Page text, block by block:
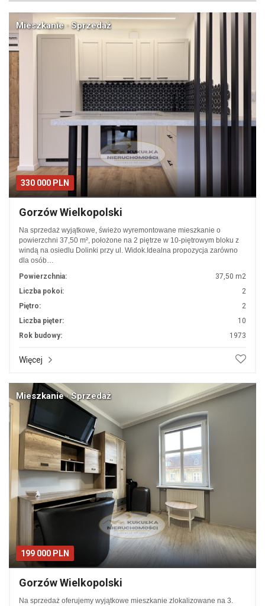
330 000 PLN
Mieszkanie · Sprzedaż
Gorzów Wielkopolski
Na sprzedaż wyjątkowe, świeżo wyremontowane mieszkanie o
powierzchni 37,50 m², położone na 2 piętrze w 10-piętrowym bloku z
windą na osiedlu Dolinki przy ul. Widok.Idealna propozycja zarówno
dla osób…
Powierzchnia:
37,50 m2
Liczba pokoi:
2
Piętro:
2
Liczba pięter:
10
Rok budowy:
1973
Więcej
199 000 PLN
Mieszkanie · Sprzedaż
Gorzów Wielkopolski
Na sprzedaż oferujemy wyjątkowe mieszkanie zlokalizowane na 3.